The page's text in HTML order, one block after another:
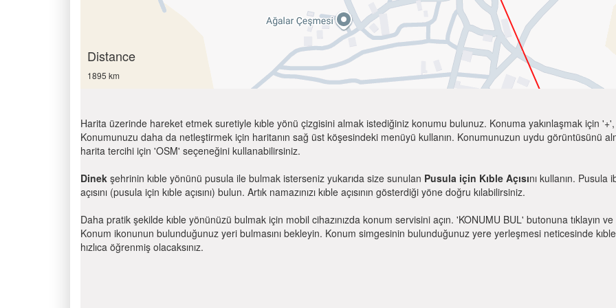
Distance
1895 km
Harita üzerinde hareket etmek suretiyle kıble yönü çizgisini almak istediğiniz konumu bulunuz. Konuma yakınlaşmak için '+',
Konumunuzu daha da netleştirmek için haritanın sağ üst köşesindeki menüyü kullanın. Konumunuzun uydu görüntüsünü
harita tercihi için 'OSM' seçeneğini kullanabilirsiniz.
Dinek şehrinin kıble yönünü pusula ile bulmak isterseniz yukarıda size sunulan Pusula için Kıble Açısını kullanın.
açısını (pusula için kıble açısını) bulun. Artık namazınızı kıble açısının gösterdiği yöne doğru kılabilirsiniz.
Daha pratik şekilde kıble yönünüzü bulmak için mobil cihazınızda konum servisini açın. 'KONUMU BUL' butonuna tıklayın
Konum ikonunun bulunduğunuz yeri bulmasını bekleyin. Konum simgesinin bulunduğunuz yere yerleşmesi neticesinde kıble
hızlıca öğrenmiş olacaksınız.